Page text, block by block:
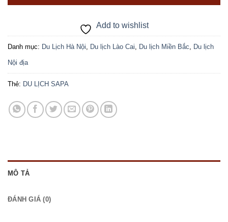
Add to wishlist
Danh mục: Du Lịch Hà Nội, Du lịch Lào Cai, Du lịch Miền Bắc, Du lịch
Nội địa
Thẻ: DU LỊCH SAPA
MÔ TẢ
ĐÁNH GIÁ (0)